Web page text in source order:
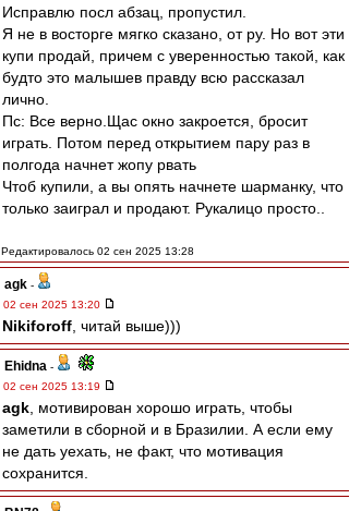
Исправлю посл абзац, пропустил.
Я не в восторге мягко сказано, от ру. Но вот эти
купи продай, причем с уверенностью такой, как
будто это малышев правду всю рассказал
лично.
Пс: Все верно.Щас окно закроется, бросит
играть. Потом перед открытием пару раз в
полгода начнет жопу рвать
Чтоб купили, а вы опять начнете шарманку, что
только заиграл и продают. Рукалицо просто..
Редактировалось 02 сен 2025 13:28
agk -
02 сен 2025 13:20
Nikiforoff , читай выше)))
Ehidna -
02 сен 2025 13:19
agk , мотивирован хорошо играть, чтобы
заметили в сборной и в Бразилии. А если ему
не дать уехать, не факт, что мотивация
сохранится.